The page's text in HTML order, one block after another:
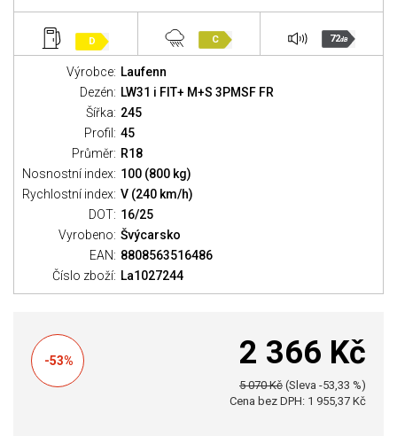
D C 72dB
Výrobce: Laufenn
Dezén: LW31 i FIT+ M+S 3PMSF FR
Šířka: 245
Profil: 45
Průměr: R18
Nosnostní index: 100 (800 kg)
Rychlostní index: V (240 km/h)
DOT: 16/25
Vyrobeno: Švýcarsko
EAN: 8808563516486
Číslo zboží: La1027244
-53% 2 366 Kč
5 070 Kč (Sleva -53,33 %)
Cena bez DPH: 1 955,37 Kč